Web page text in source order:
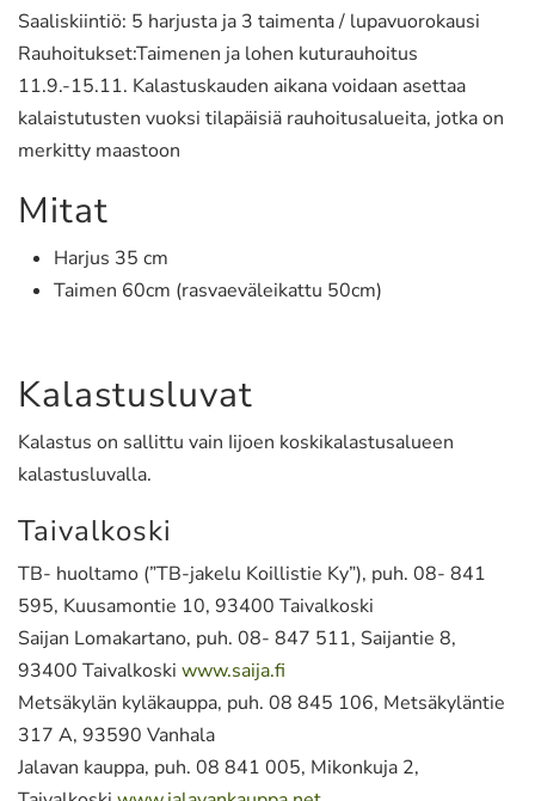
Saaliskiintiö: 5 harjusta ja 3 taimenta / lupavuorokausi
Rauhoitukset:Taimenen ja lohen kuturauhoitus
11.9.-15.11. Kalastuskauden aikana voidaan asettaa
kalaistutusten vuoksi tilapäisiä rauhoitusalueita, jotka on
merkitty maastoon
Mitat
Harjus 35 cm
Taimen 60cm (rasvaeväleikattu 50cm)
Kalastusluvat
Kalastus on sallittu vain Iijoen koskikalastusalueen
kalastusluvalla.
Taivalkoski
TB- huoltamo (”TB-jakelu Koillistie Ky”), puh. 08- 841
595, Kuusamontie 10, 93400 Taivalkoski
Saijan Lomakartano, puh. 08- 847 511, Saijantie 8,
93400 Taivalkoski www.saija.fi
Metsäkylän kyläkauppa, puh. 08 845 106, Metsäkyläntie
317 A, 93590 Vanhala
Jalavan kauppa, puh. 08 841 005, Mikonkuja 2,